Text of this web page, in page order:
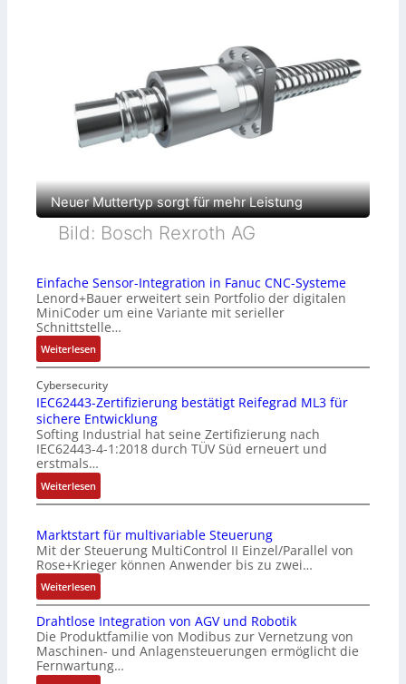
Neuer Muttertyp sorgt für mehr Leistung
Bild: Bosch Rexroth AG
Einfache Sensor-Integration in Fanuc CNC-Systeme
Lenord+Bauer erweitert sein Portfolio der digitalen
MiniCoder um eine Variante mit serieller
Schnittstelle…
Weiterlesen:
E
i
n
f
a
c
h
e
S
n
s
o
r
-
n
t
e
Cybersecurity
IEC62443-Zertifizierung bestätigt Reifegrad ML3 für
sichere Entwicklung
Softing Industrial hat seine Zertifizierung nach
IEC62443-4-1:2018 durch TÜV Süd erneuert und
erstmals…
Weiterlesen:
I
C
6
2
4
4
-
Z
e
Marktstart für multivariable Steuerung
Mit der Steuerung MultiControl II Einzel/Parallel von
Rose+Krieger können Anwender bis zu zwei…
Weiterlesen:
M
a
r
k
t
Drahtlose Integration von AGV und Robotik
Die Produktfamilie von Modibus zur Vernetzung von
Maschinen- und Anlagensteuerungen ermöglicht die
Fernwartung…